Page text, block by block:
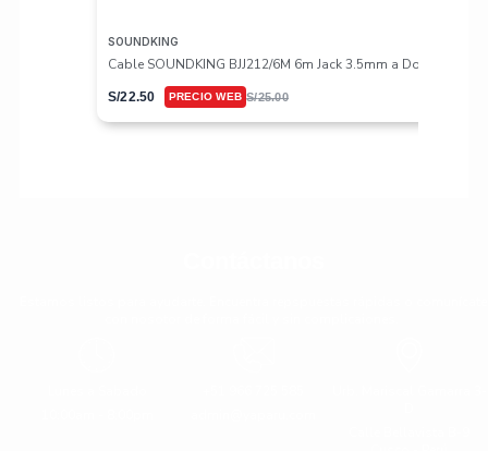
SOUNDKING
Cable SOUNDKING BJJ212/6M 6m Jack 3.5mm a Doble Jack
S/25.00
S/22.50